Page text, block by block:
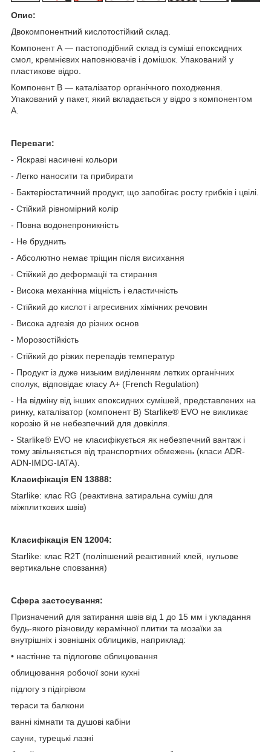
Опис:
Двокомпонентний кислотостійкий склад.
Компонент А — пастоподібний склад із суміші епоксидних
смол, кремнієвих наповнювачів і домішок. Упакований у
пластикове відро.
Компонент В — каталізатор органічного походження.
Упакований у пакет, який вкладається у відро з компонентом
А.
Переваги:
- Яскраві насичені кольори
- Легко наносити та прибирати
- Бактеріостатичний продукт, що запобігає росту грибків і цвілі.
- Стійкий рівномірний колір
- Повна водонепроникність
- Не бруднить
- Абсолютно немає тріщин після висихання
- Стійкий до деформації та стирання
- Висока механічна міцність і еластичність
- Стійкий до кислот і агресивних хімічних речовин
- Висока адгезія до різних основ
- Морозостійкість
- Стійкий до різких перепадів температур
- Продукт із дуже низьким виділенням летких органічних
сполук, відповідає класу А+ (French Regulation)
- На відміну від інших епоксидних сумішей, представлених на
ринку, каталізатор (компонент B) Starlike® EVO не викликає
корозію й не небезпечний для довкілля.
- Starlike® EVO не класифікується як небезпечний вантаж і
тому звільняється від транспортних обмежень (класи ADR-
ADN-IMDG-IATA).
Класифікація EN 13888:
Starlike: клас RG (реактивна затиральна суміш для
міжплиткових швів)
Класифікація EN 12004:
Starlike: клас R2T (поліпшений реактивний клей, нульове
вертикальне сповзання)
Сфера застосування:
Призначений для затирання швів від 1 до 15 мм і укладання
будь-якого різновиду керамічної плитки та мозаїки за
внутрішніх і зовнішніх облициків, наприклад:
• настінне та підлогове облицювання
облицювання робочої зони кухні
підлогу з підігрівом
тераси та балкони
ванні кімнати та душові кабіни
сауни, турецькі лазні